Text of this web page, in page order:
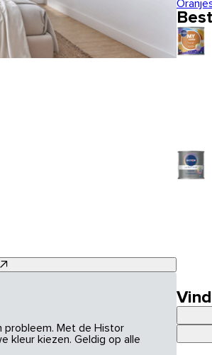
probleem. Met de Histor
kleur kiezen. Geldig op alle